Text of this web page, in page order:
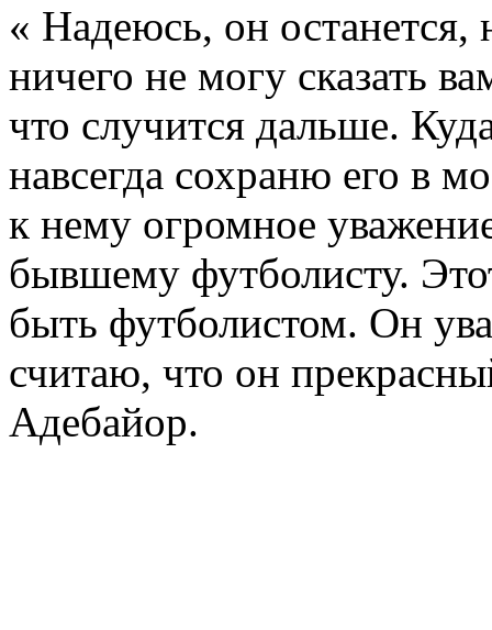
« Надеюсь, он останется,
ничего не могу сказать
что случится дальше.
навсегда сохраню его в
к нему огромное
бывшему футболисту.
быть футболистом. Он
считаю, что он
Адебайор.